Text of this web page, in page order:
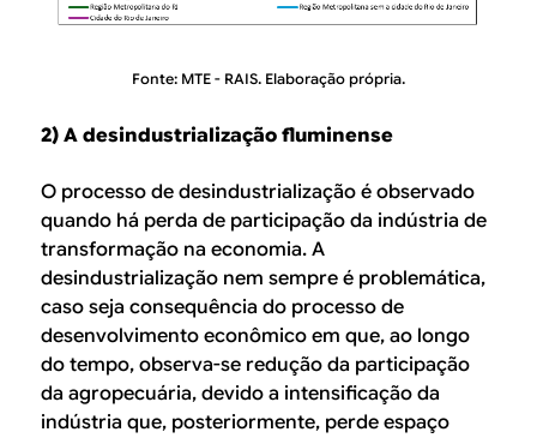
Fonte: MTE - RAIS. Elaboração própria.
2) A desindustrialização fluminense
O processo de desindustrialização é observado
quando há perda de participação da indústria de
transformação na economia. A
desindustrialização nem sempre é problemática,
caso seja consequência do processo de
desenvolvimento econômico em que, ao longo
do tempo, observa-se redução da participação
da agropecuária, devido a intensificação da
indústria que, posteriormente, perde espaço